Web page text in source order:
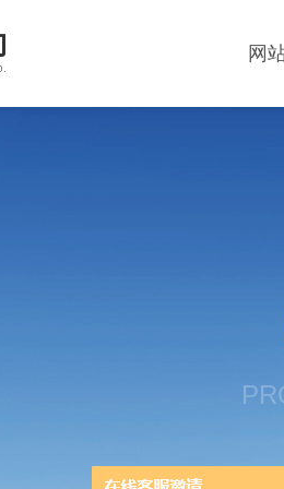
网